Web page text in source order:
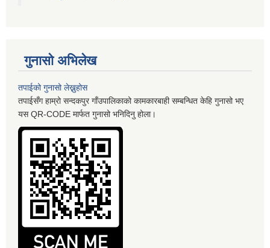
गुनासो अभिलेख
तपाईको गुनासो लेख्नुहोस
तपाईसँग हाम्रो सन्दकपुर गाँउपालिकाको कामकारबाही सम्बन्धित केहि गुनासो भए
यस QR-CODE मार्फत गुनासो भनिदिनु होला।